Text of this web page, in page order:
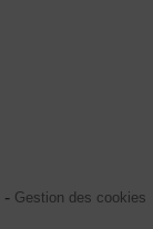
Gestion des cookies